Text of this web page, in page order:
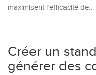
maximisent l’efficacité de…
Créer un
générer des